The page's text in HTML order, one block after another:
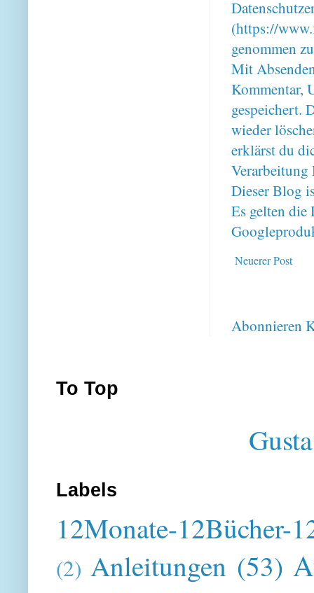
(https://
genommen
Mit
Kommentar,
gespeichert.
wieder
erklärst du
Verarbeitung
Dieser Blog
Es gelten
Neuerer Post
Abonnieren
To Top
Labels
12Monate-12Bücher-
(2) Anleitungen (53)